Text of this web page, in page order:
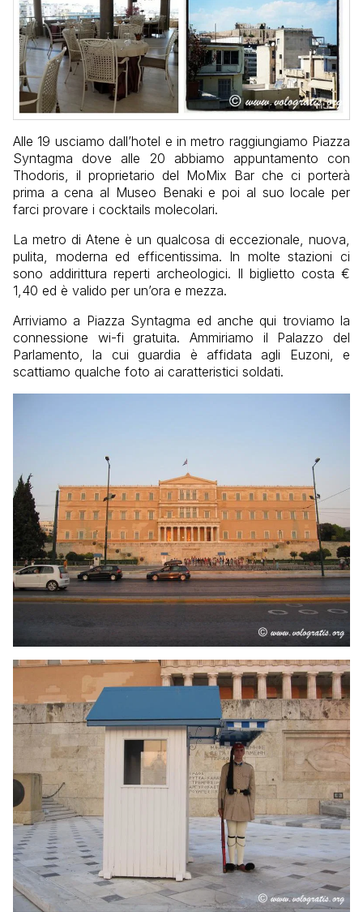
Alle 19 usciamo dall’hotel e in metro raggiungiamo Piazza
Syntagma dove alle 20 abbiamo appuntamento con
Thodoris, il proprietario del MoMix Bar che ci porterà
prima a cena al Museo Benaki e poi al suo locale per
farci provare i cocktails molecolari.
La metro di Atene è un qualcosa di eccezionale, nuova,
pulita, moderna ed efficentissima. In molte stazioni ci
sono addirittura reperti archeologici. Il biglietto costa €
1,40 ed è valido per un’ora e mezza.
Arriviamo a Piazza Syntagma ed anche qui troviamo la
connessione wi-fi gratuita. Ammiriamo il Palazzo del
Parlamento, la cui guardia è affidata agli Euzoni, e
scattiamo qualche foto ai caratteristici soldati.